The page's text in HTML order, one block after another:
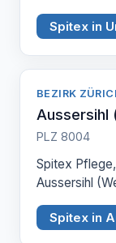
Spitex in
BEZIRK
Aussersihl
PLZ 8004
Spitex
Aussersihl
Spitex in